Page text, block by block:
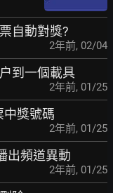
自動對獎?
2年前, 02/04
到一個載具
2年前, 01/25
中獎號碼
2年前, 01/25
出頻道異動
2年前, 01/25